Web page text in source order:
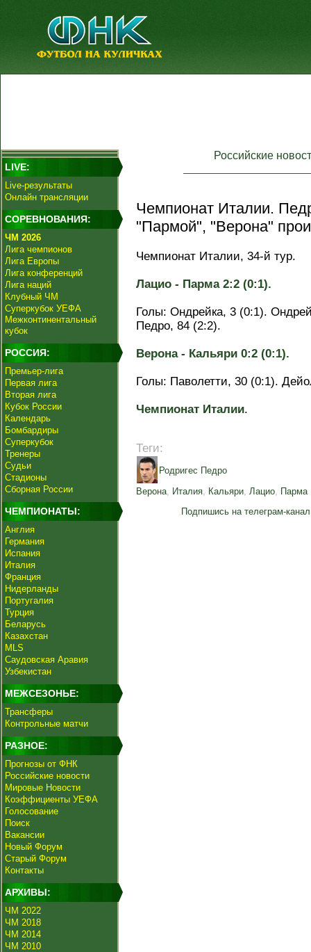
LIVE:
Live-результаты
Онлайн трансляции
СОРЕВНОВАНИЯ:
ЧМ 2026
Лига чемпионов
Лига Европы
Лига конференций
Лига наций
Клубный ЧМ
Суперкубок УЕФА
Межконтинентальный
кубок
РОССИЯ:
Премьер-лига
Первая лига
Вторая лига
Кубок России
Календарь
Бомбардиры
Суперкубок
Тренеры
Судьи
Стадионы
Сборная России
ЧЕМПИОНАТЫ:
Англия
Германия
Испания
Италия
Франция
Нидерланды
Португалия
Турция
Беларусь
Казахстан
MLS
Саудовская Аравия
Узбекистан
МЕЖСЕЗОНЬЕ:
Трансферы
Контрольные матчи
РАЗНОЕ:
Прогнозы от ФНК
Российские новости
Мировые Новости
Коэффициенты УЕФА
Голосование
Поиск
Вакансии
Новый Форум
Старый Форум
Контакты
АРХИВЫ:
ЧМ 2022
ЧМ 2018
ЧМ 2014
ЧМ 2010
Российские
Чемпионат Италии.
"Пармой", "Верона"
Чемпионат Италии, 34-й тур.
Лацио - Парма 2:2 (0:1).
Голы: Ондрейка, 3 (0:1).
Педро, 84 (2:2).
Верона - Кальяри 0:2 (0:1).
Голы: Паволетти, 30 (0:1).
Чемпионат Италии.
Теги:
Родригес Педро
Верона, Италия, Кальяри, Лацио, Парма
Подпишись на телеграм-